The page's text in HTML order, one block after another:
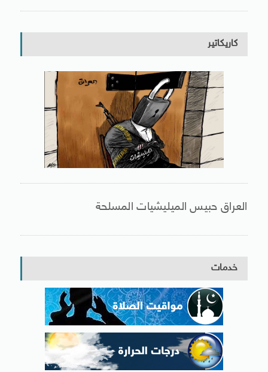
كاريكاتير
العراق حبيس الميليشيات المسلحة
خدمات